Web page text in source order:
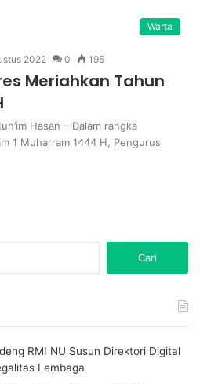
Warta
2022 0 195
Meriahkan Tahun
Hasan – Dalam rangka
1 Muharram 1444 H, Pengurus
RMI NU Susun Direktori Digital
Lembaga